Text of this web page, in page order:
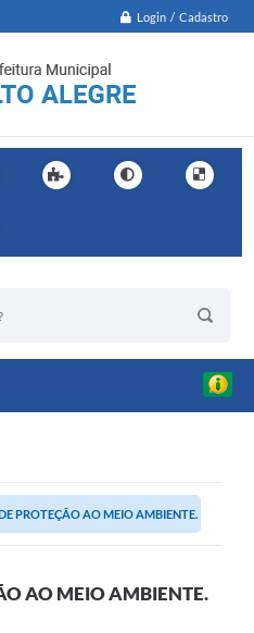
Login / Cadastro
PROTEÇÃO AO MEIO AMBIENTE.
AO MEIO AMBIENTE.